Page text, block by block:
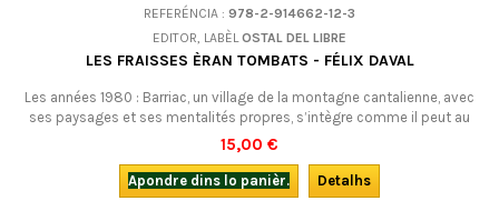
REFERÉNCIA : 978-2-914662-12-3
EDITOR, LABÈLOSTAL DEL LIBRE
LES FRAISSES ÈRAN TOMBATS - FÉLIX DAVAL
Les années 1980 : Barriac, un village de la montagne cantalienne, avec
ses paysages et ses mentalités propres, s’intègre comme il peut au
monde moderne.Danièle, placée dans un café dès sa sortie de l’école
se retrouve enceinte d'on ne sait qui... Voir aussi Las Vaissas avián
folhat.
15,00 €
Apondre dins lo panièr.
Detalhs